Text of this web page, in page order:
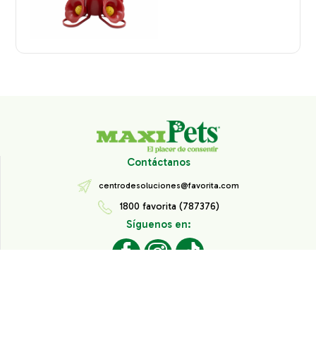
Contáctanos
centrodesoluciones@favorita.com
1800 favorita (787376)
Síguenos en: